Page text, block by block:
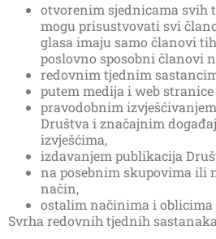
otvorenim sjednicama svih
mogu prisustvovati svi
glasa imaju samo članovi
poslovno sposobni članovi
redovnim tjednim
putem medija i web
pravodobnim
Društva i značajnim
izvješćima,
izdavanjem publikacija
na posebnim skupovima ili
način,
ostalim načinima i oblicima
Svrha redovnih tjednih